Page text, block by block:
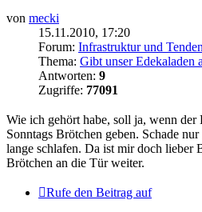
von mecki
15.11.2010, 17:20
Forum: Infrastruktur und
Thema: Gibt unser Edekaladen
Antworten: 9
Zugriffe: 77091
Wie ich gehört habe, soll ja, wenn der
Sonntags Brötchen geben. Schade
lange schlafen. Da ist mir doch lieber
Brötchen an die Tür weiter.
Rufe den Beitrag auf